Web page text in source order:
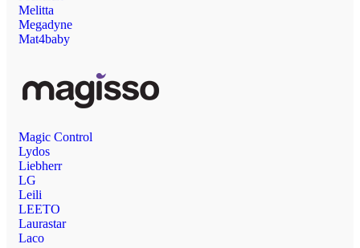
Melitta
Megadyne
Mat4baby
Magic Control
Lydos
Liebherr
LG
Leili
LEETO
Laurastar
Laco